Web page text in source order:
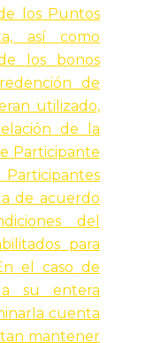
los Puntos
así como
los bonos
de
utilizado,
de la
Participante
de acuerdo
del
para
el caso de
su entera
cuenta
mantener